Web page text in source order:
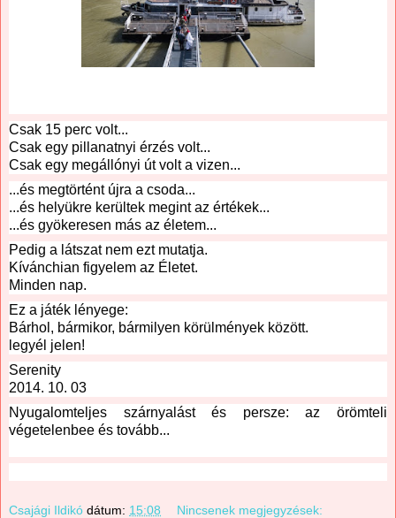
Csak 15 perc volt...
Csak egy pillanatnyi érzés volt...
Csak egy megállónyi út volt a vizen...
...és megtörtént újra a csoda...
...és helyükre kerültek megint az értékek...
...és gyökeresen más az életem...
Pedig a látszat nem ezt mutatja.
Kívánchian figyelem az Életet.
Minden nap.
Ez a játék lényege:
Bárhol, bármikor, bármilyen körülmények között.
legyél jelen!
Serenity
2014. 10. 03
Nyugalomteljes szárnyalást és persze: az örömteli
végetelenbee és tovább...
Csajági Ildikó dátum: 15:08 Nincsenek megjegyzések: